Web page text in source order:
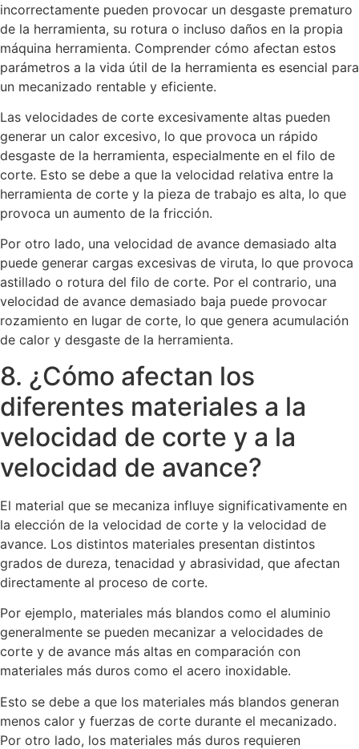
incorrectamente pueden provocar un desgaste prematuro
de la herramienta, su rotura o incluso daños en la propia
máquina herramienta. Comprender cómo afectan estos
parámetros a la vida útil de la herramienta es esencial para
un mecanizado rentable y eficiente.
Las velocidades de corte excesivamente altas pueden
generar un calor excesivo, lo que provoca un rápido
desgaste de la herramienta, especialmente en el filo de
corte. Esto se debe a que la velocidad relativa entre la
herramienta de corte y la pieza de trabajo es alta, lo que
provoca un aumento de la fricción.
Por otro lado, una velocidad de avance demasiado alta
puede generar cargas excesivas de viruta, lo que provoca
astillado o rotura del filo de corte. Por el contrario, una
velocidad de avance demasiado baja puede provocar
rozamiento en lugar de corte, lo que genera acumulación
de calor y desgaste de la herramienta.
8. ¿Cómo afectan los
diferentes materiales a la
velocidad de corte y a la
velocidad de avance?
El material que se mecaniza influye significativamente en
la elección de la velocidad de corte y la velocidad de
avance. Los distintos materiales presentan distintos
grados de dureza, tenacidad y abrasividad, que afectan
directamente al proceso de corte.
Por ejemplo, materiales más blandos como el aluminio
generalmente se pueden mecanizar a velocidades de
corte y de avance más altas en comparación con
materiales más duros como el acero inoxidable.
Esto se debe a que los materiales más blandos generan
menos calor y fuerzas de corte durante el mecanizado.
Por otro lado, los materiales más duros requieren